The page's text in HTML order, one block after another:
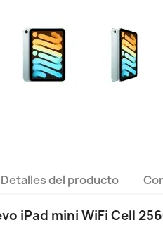
Detalles del producto
iPad mini WiFi Cell